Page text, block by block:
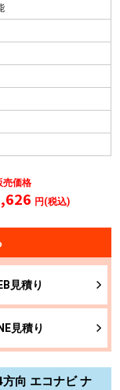
売価格
円(税込)
見積り
見積り
向 エコナビ ナ